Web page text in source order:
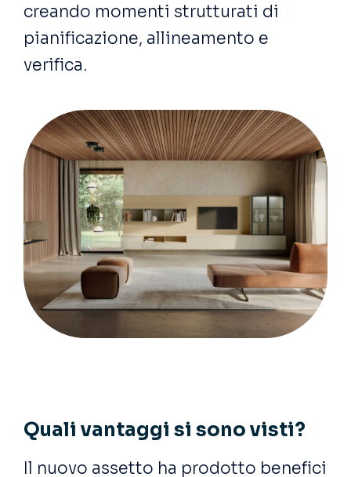
creando momenti strutturati di
pianificazione, allineamento e
verifica.
Quali vantaggi si sono visti?
Il nuovo assetto ha prodotto benefici